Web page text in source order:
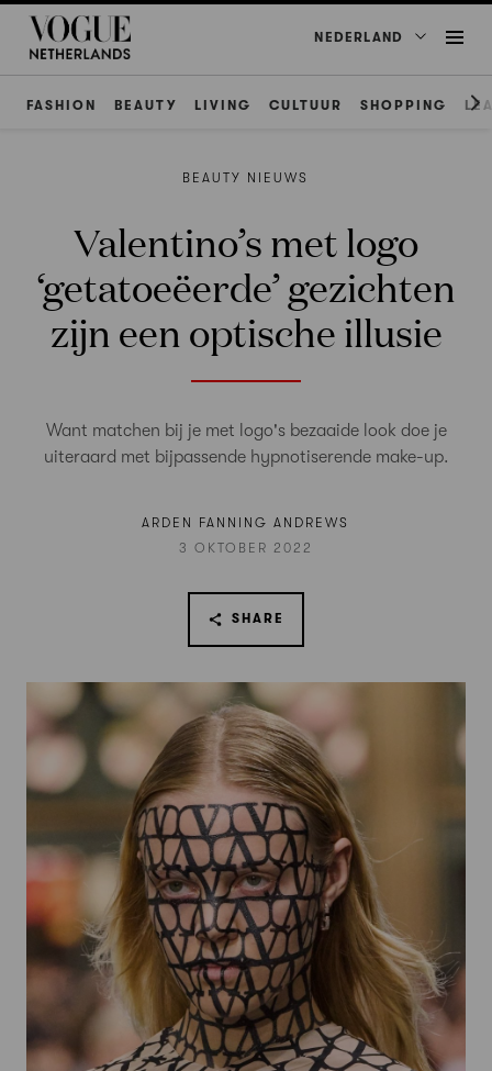
NEDERLAND
FASHION BEAUTY LIVING CULTUUR SHOPPING
BEAUTY NIEUWS
Valentino’s met logo
‘getatoeëerde’ gezichten
zijn een optische illusie
Want matchen bij je met logo's bezaaide look doe je
uiteraard met bijpassende hypnotiserende make-up.
ARDEN FANNING ANDREWS
3 OKTOBER 2022
SHARE